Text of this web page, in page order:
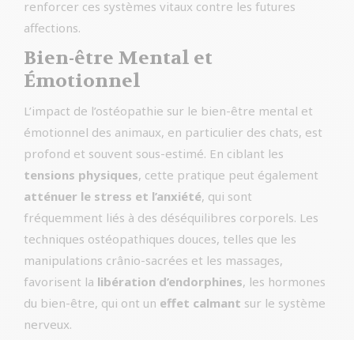
renforcer ces systèmes vitaux contre les futures
affections.
Bien-être Mental et
Émotionnel
L’impact de l’ostéopathie sur le bien-être mental et
émotionnel des animaux, en particulier des chats, est
profond et souvent sous-estimé. En ciblant les
tensions physiques, cette pratique peut également
atténuer le stress et l’anxiété, qui sont
fréquemment liés à des déséquilibres corporels. Les
techniques ostéopathiques douces, telles que les
manipulations crânio-sacrées et les massages,
favorisent la libération d’endorphines, les hormones
du bien-être, qui ont un effet calmant sur le système
nerveux.